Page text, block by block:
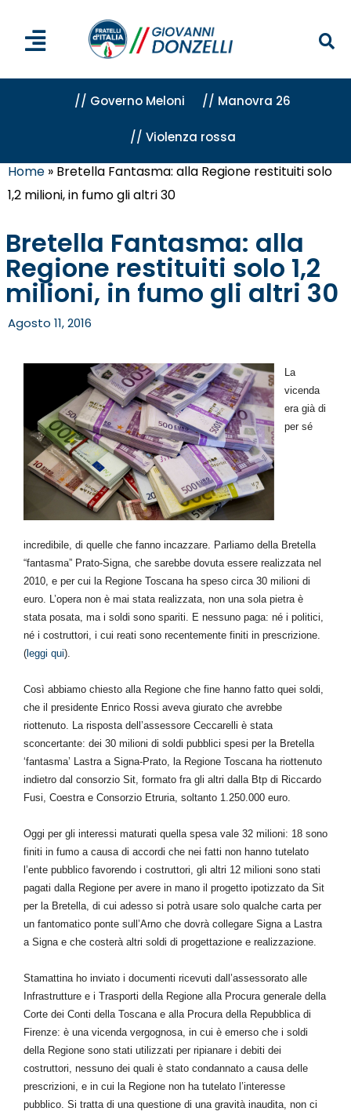
// Governo Meloni // Manovra 26
// Violenza rossa
Home » Bretella Fantasma: alla Regione restituiti solo
1,2 milioni, in fumo gli altri 30
Bretella Fantasma: alla
Regione restituiti solo 1,2
milioni, in fumo gli altri 30
Agosto 11, 2016
La
vicenda
era già di
per sé
incredibile, di quelle che fanno incazzare. Parliamo della Bretella
“fantasma” Prato-Signa, che sarebbe dovuta essere realizzata nel
2010, e per cui la Regione Toscana ha speso circa 30 milioni di
euro. L’opera non è mai stata realizzata, non una sola pietra è
stata posata, ma i soldi sono spariti. E nessuno paga: né i politici,
né i costruttori, i cui reati sono recentemente finiti in prescrizione.
( leggi qui).
Così abbiamo chiesto alla Regione che fine hanno fatto quei soldi,
che il presidente Enrico Rossi aveva giurato che avrebbe
riottenuto. La risposta dell’assessore Ceccarelli è stata
sconcertante: dei 30 milioni di soldi pubblici spesi per la Bretella
‘fantasma’ Lastra a Signa-Prato, la Regione Toscana ha riottenuto
indietro dal consorzio Sit, formato fra gli altri dalla Btp di Riccardo
Fusi, Coestra e Consorzio Etruria, soltanto 1.250.000 euro.
Oggi per gli interessi maturati quella spesa vale 32 milioni: 18 sono
finiti in fumo a causa di accordi che nei fatti non hanno tutelato
l’ente pubblico favorendo i costruttori, gli altri 12 milioni sono stati
pagati dalla Regione per avere in mano il progetto ipotizzato da Sit
per la Bretella, di cui adesso si potrà usare solo qualche carta per
un fantomatico ponte sull’Arno che dovrà collegare Signa a Lastra
a Signa e che costerà altri soldi di progettazione e realizzazione.
Stamattina ho inviato i documenti ricevuti dall’assessorato alle
Infrastrutture e i Trasporti della Regione alla Procura generale della
Corte dei Conti della Toscana e alla Procura della Repubblica di
Firenze: è una vicenda vergognosa, in cui è emerso che i soldi
della Regione sono stati utilizzati per ripianare i debiti dei
costruttori, nessuno dei quali è stato condannato a causa delle
prescrizioni, e in cui la Regione non ha tutelato l’interesse
pubblico. Si tratta di una questione di una gravità inaudita, non ci